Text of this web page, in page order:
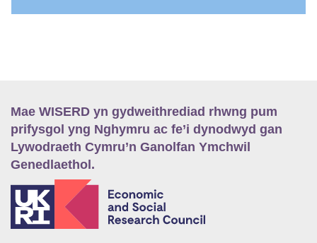
Mae WISERD yn gydweithrediad rhwng pum
prifysgol yng Nghymru ac fe’i dynodwyd gan
Lywodraeth Cymru’n Ganolfan Ymchwil
Genedlaethol.